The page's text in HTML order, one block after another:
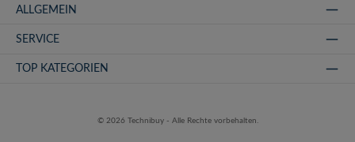
ALLGEMEIN
SERVICE
TOP KATEGORIEN
© 2026 Technibuy - Alle Rechte vorbehalten.